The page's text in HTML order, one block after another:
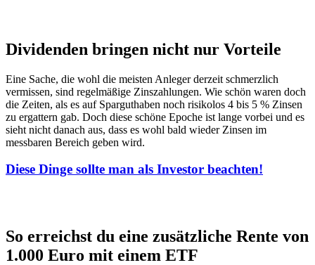
Dividenden bringen nicht nur Vorteile
Eine Sache, die wohl die meisten Anleger derzeit schmerzlich
vermissen, sind regelmäßige Zinszahlungen. Wie schön waren doch
die Zeiten, als es auf Sparguthaben noch risikolos 4 bis 5 % Zinsen
zu ergattern gab. Doch diese schöne Epoche ist lange vorbei und es
sieht nicht danach aus, dass es wohl bald wieder Zinsen im
messbaren Bereich geben wird.
Diese Dinge sollte man als Investor beachten!
So erreichst du eine zusätzliche Rente von
1.000 Euro mit einem ETF